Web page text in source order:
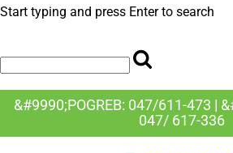
Start typing and press Enter to search
&#9990;POGREB: 047/611-473 |
047/ 617-336